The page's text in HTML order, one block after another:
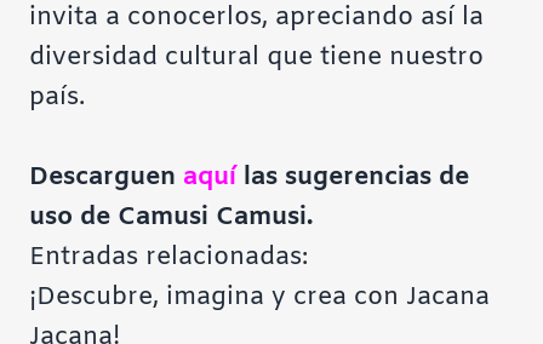
invita a conocerlos, apreciando así la
diversidad cultural que tiene nuestro
país.
Descarguen aquí las sugerencias de
uso de Camusi Camusi.
Entradas relacionadas:
¡Descubre, imagina y crea con Jacana